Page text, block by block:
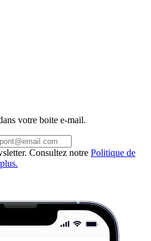
votre boite e-mail.
Consultez notre Politique de